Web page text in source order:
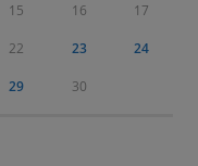
15 16 17
22 23 24
29 30